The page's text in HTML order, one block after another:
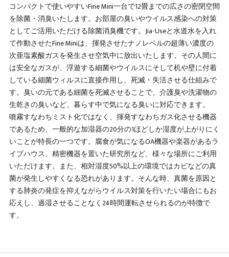
コンパクトで使いやすいFine Mini一台で12畳までの広さの密閉空間
を除菌・消臭いたします。お部屋の臭いやウイルス感染への対策
としてご活用いただける除菌消臭機です。Jia-Useと水道水を入れ
て作動させたFine Miniは、揮発させたナノレベルの超薄い濃度の
次亜塩素酸ガスを発生させ空気中に放出いたします。その人間に
は安全なガスが、浮遊する細菌やウイルスにそして机や壁に付着
している細菌ウィルスに直接作用し、死滅・失活させる仕組みで
す。臭いの元である細菌を死滅させることで、介護臭や洗濯物の
生乾きの臭いなど、暮らす中で気になる臭いに対応できます。
噴霧すなわちミスト化ではなく、揮発すなわちガス化させる機器
であるため、一般的な加湿器の20分の1ほどしか湿度が上がりにく
いことが特長の一つです。腐食が気になるOA機器や楽器があるラ
イブハウス、精密機器を置いた研究所など、様々な場所にご利用
いただけます。また、相対湿度50%以上の環境ではカビなどの真
菌が発生しやすくなる恐れがあります。そんな時、真菌を原因と
する肺炎の発症を抑えながらウイルス対策を行いたい場合にもお
応えし、過湿させることなく24時間運転させられるのが特徴で
す。